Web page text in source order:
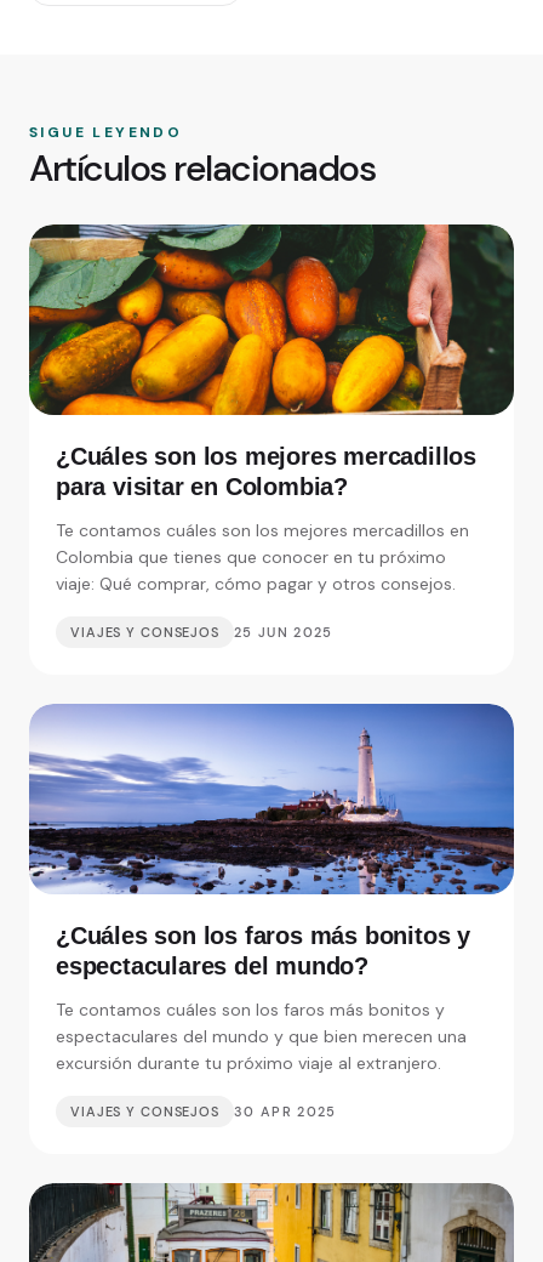
SIGUE LEYENDO
Artículos relacionados
¿Cuáles son los mejores mercadillos
para visitar en Colombia?
Te contamos cuáles son los mejores mercadillos en
Colombia que tienes que conocer en tu próximo
viaje: Qué comprar, cómo pagar y otros consejos.
VIAJES Y CONSEJOS 25 JUN 2025
¿Cuáles son los faros más bonitos y
espectaculares del mundo?
Te contamos cuáles son los faros más bonitos y
espectaculares del mundo y que bien merecen una
excursión durante tu próximo viaje al extranjero.
VIAJES Y CONSEJOS 30 APR 2025